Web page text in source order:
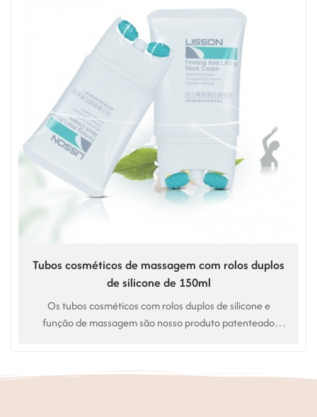
Tubos cosméticos de massagem com rolos duplos
de silicone de 150ml
Os tubos cosméticos com rolos duplos de silicone e
função de massagem são nosso produto patenteado